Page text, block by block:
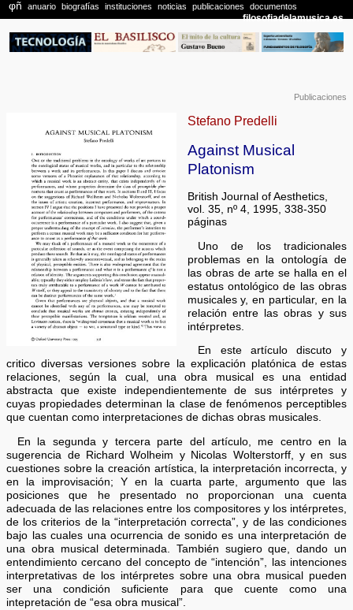
Publicaciones
Stefano Predelli
Against Musical
Platonism
British Journal of Aesthetics,
vol. 35, nº 4, 1995, 338-350
páginas
Uno de los tradicionales
problemas en la ontología de
las obras de arte se halla en el
estatus ontológico de las obras
musicales y, en particular, en la
relación entre las obras y sus
intérpretes.
En este artículo discuto y
critico diversas versiones sobre la explicación platónica de estas
relaciones, según la cual, una obra musical es una entidad
abstracta que existe independientemente de sus intérpretes y
cuyas propiedades determinan la clase de fenómenos perceptibles
que cuentan como interpretaciones de dichas obras musicales.
En la segunda y tercera parte del artículo, me centro en la
sugerencia de Richard Wolheim y Nicolas Wolterstorff, y en sus
cuestiones sobre la creación artística, la interpretación incorrecta, y
en la improvisación; Y en la cuarta parte, argumento que las
posiciones que he presentado no proporcionan una cuenta
adecuada de las relaciones entre los compositores y los intérpretes,
de los criterios de la “interpretación correcta”, y de las condiciones
bajo las cuales una ocurrencia de sonido es una interpretación de
una obra musical determinada. También sugiero que, dando un
entendimiento cercano del concepto de “intención”, las intenciones
interpretativas de los intérpretes sobre una obra musical pueden
ser una condición suficiente para que cuente como una
intepretación de “esa obra musical”.